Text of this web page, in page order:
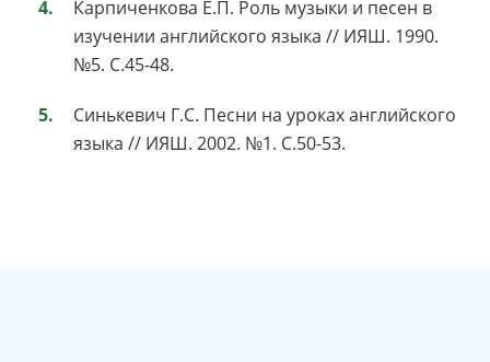
Карпиченкова Е.П. Роль музыки и песен в
изучении английского языка // ИЯШ. 1990.
№5. С.45-48.
Синькевич Г.С. Песни на уроках английского
языка // ИЯШ. 2002. №1. С.50-53.